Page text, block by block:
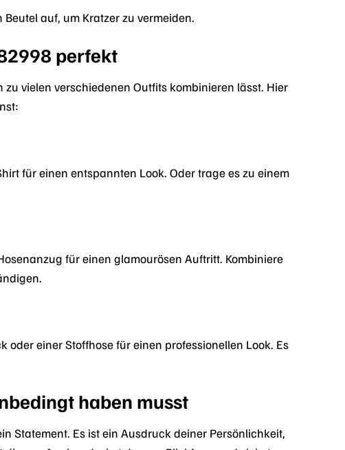
auf, um Kratzer zu vermeiden.
perfekt
vielen verschiedenen Outfits kombinieren lässt. Hier
für einen entspannten Look. Oder trage es zu einem
für einen glamourösen Auftritt. Kombiniere
einer Stoffhose für einen professionellen Look. Es
haben musst
Statement. Es ist ein Ausdruck deiner Persönlichkeit,